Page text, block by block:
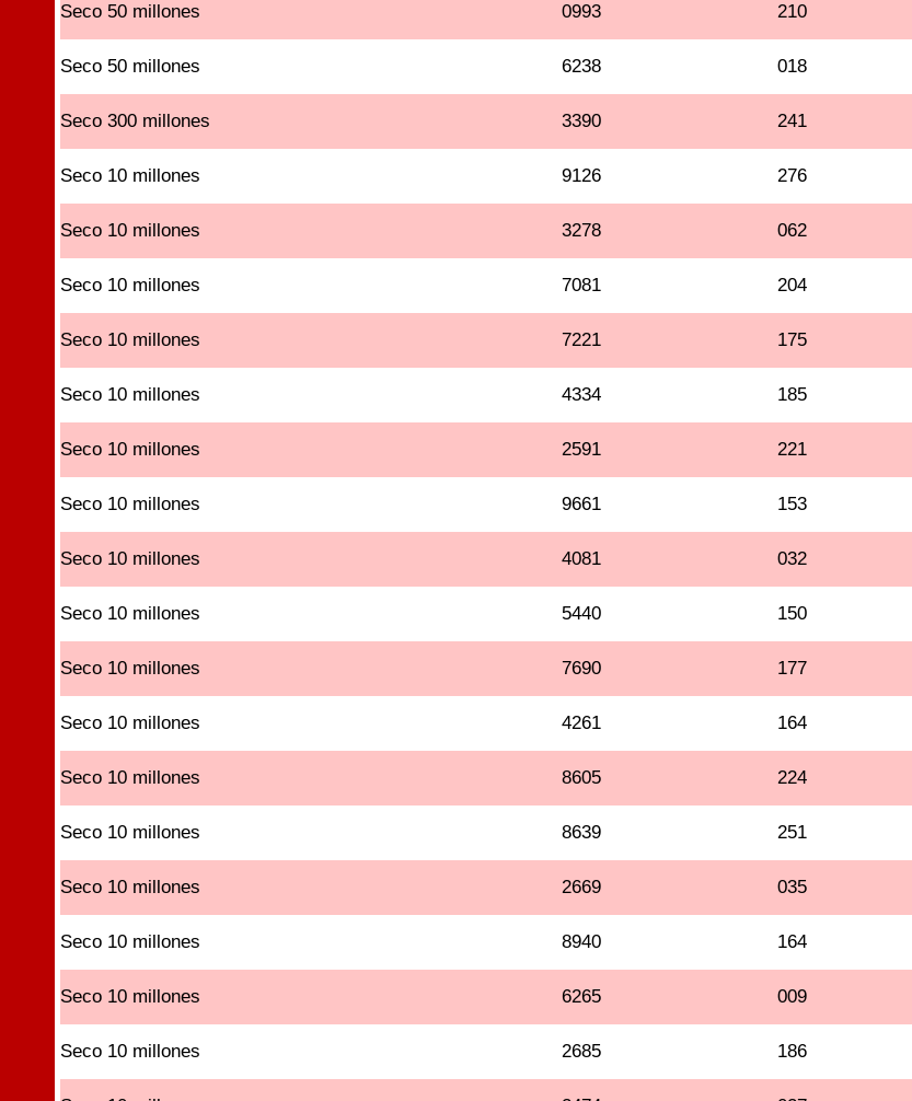
Seco 50 millones 0993 210
Seco 50 millones 6238 018
Seco 300 millones 3390 241
Seco 10 millones 9126 276
Seco 10 millones 3278 062
Seco 10 millones 7081 204
Seco 10 millones 7221 175
Seco 10 millones 4334 185
Seco 10 millones 2591 221
Seco 10 millones 9661 153
Seco 10 millones 4081 032
Seco 10 millones 5440 150
Seco 10 millones 7690 177
Seco 10 millones 4261 164
Seco 10 millones 8605 224
Seco 10 millones 8639 251
Seco 10 millones 2669 035
Seco 10 millones 8940 164
Seco 10 millones 6265 009
Seco 10 millones 2685 186